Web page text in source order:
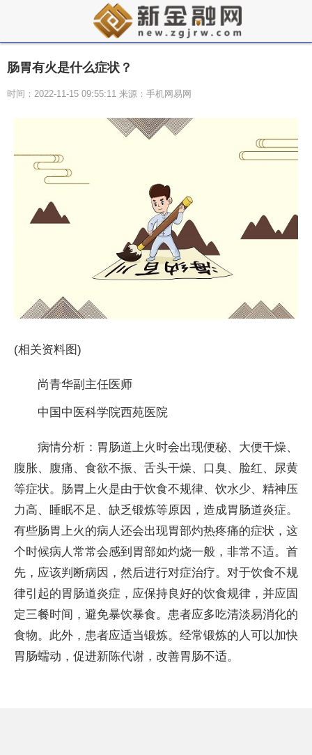
肠胃有火是什么症状？
时间：2022-11-15 09:55:11 来源：手机网易网
(相关资料图)
尚青华副主任医师
中国中医科学院西苑医院
病情分析：胃肠道上火时会出现便秘、大便干燥、
腹胀、腹痛、食欲不振、舌头干燥、口臭、脸红、尿黄
等症状。肠胃上火是由于饮食不规律、饮水少、精神压
力高、睡眠不足、缺乏锻炼等原因，造成胃肠道炎症。
有些肠胃上火的病人还会出现胃部灼热疼痛的症状，这
个时候病人常常会感到胃部如灼烧一般，非常不适。首
先，应该判断病因，然后进行对症治疗。对于饮食不规
律引起的胃肠道炎症，应保持良好的饮食规律，并应固
定三餐时间，避免暴饮暴食。患者应多吃清淡易消化的
食物。此外，患者应适当锻炼。经常锻炼的人可以加快
胃肠蠕动，促进新陈代谢，改善胃肠不适。